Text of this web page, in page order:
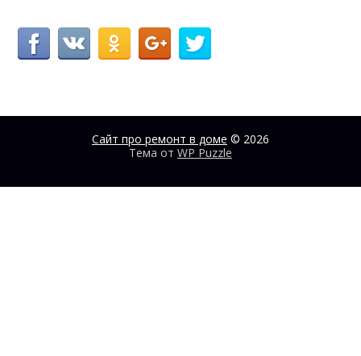
Сайт про ремонт в доме © 2026
Тема от WP Puzzle